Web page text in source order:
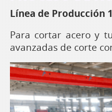
Línea de Producción
Para cortar acero y
avanzadas de corte